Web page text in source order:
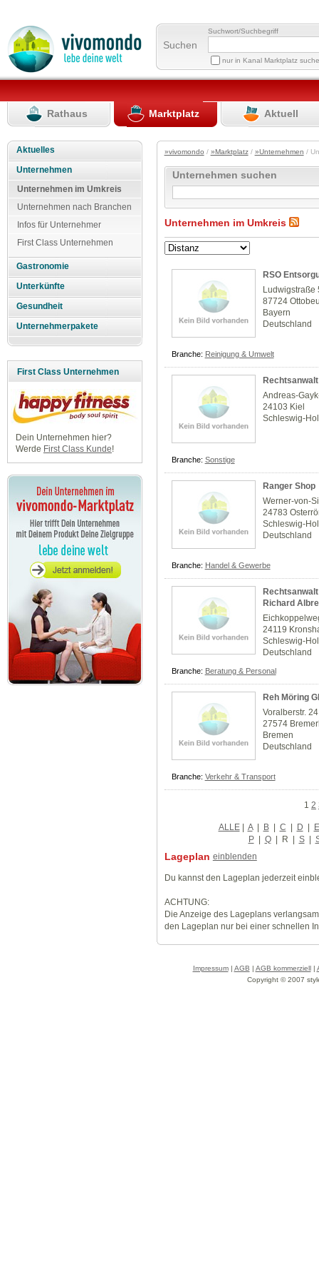
Suchen
Suchwort/Suchbegriff
nur in Kanal Marktplatz
Rathaus Marktplatz Aktuell
Aktuelles
Unternehmen
Unternehmen im Umkreis
Unternehmen nach Branchen
Infos für Unternehmer
First Class Unternehmen
Gastronomie
Unterkünfte
Gesundheit
Unternehmerpakete
First Class Unternehmen
Dein Unternehmen hier?
Werde First Class Kunde!
»vivomondo / »Marktplatz/ »Unternehmen /
Unternehmen suchen
Unternehmen im Umkreis
RSO
Ludwigstraße
87724
Bayern
Deutschland
Branche: Reinigung & Umwelt
Andreas-
24103 Kiel
Schleswig-
Branche: Sonstige
Ranger Shop
Werner-von-
24783
Schleswig-
Deutschland
Branche: Handel & Gewerbe
Richard
24119
Schleswig-
Deutschland
Branche: Beratung & Personal
Reh Möring
Voralberstr. 24
27574
Bremen
Deutschland
Branche: Verkehr & Transport
1 2
ALLE| A | B | C | D | E
P | Q | R | S |
Lageplan einblenden
Du kannst den Lageplan jederzeit
ACHTUNG:
Die Anzeige des Lageplans
den Lageplan nur bei einer schnellen
Impressum| AGB | AGB kommerziell|
Copyright © 2007